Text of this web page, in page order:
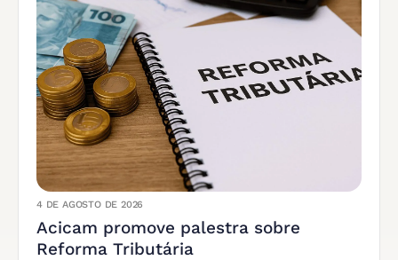
4 DE AGOSTO DE 2026
Acicam promove palestra sobre
Reforma Tributária